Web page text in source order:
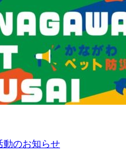
動のお知らせ